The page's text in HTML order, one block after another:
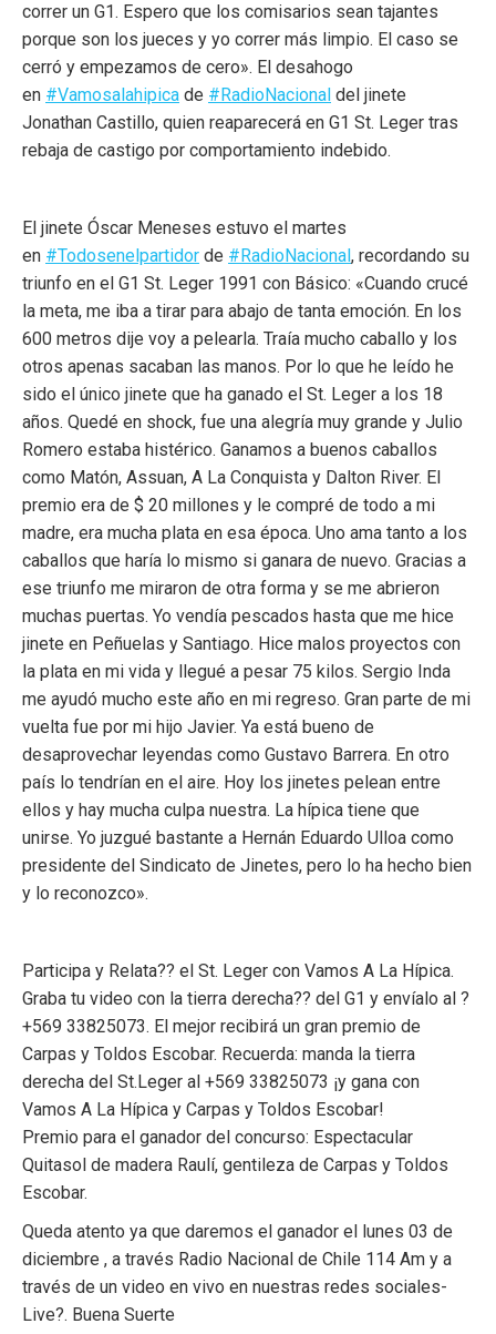
correr un G1. Espero que los comisarios sean tajantes
porque son los jueces y yo correr más limpio. El caso se
cerró y empezamos de cero». El desahogo
en #Vamosalahipica de #RadioNacional del jinete
Jonathan Castillo, quien reaparecerá en G1 St. Leger tras
rebaja de castigo por comportamiento indebido.
El jinete Óscar Meneses estuvo el martes
en #Todosenelpartidor de #RadioNacional, recordando su
triunfo en el G1 St. Leger 1991 con Básico: «Cuando crucé
la meta, me iba a tirar para abajo de tanta emoción. En los
600 metros dije voy a pelearla. Traía mucho caballo y los
otros apenas sacaban las manos. Por lo que he leído he
sido el único jinete que ha ganado el St. Leger a los 18
años. Quedé en shock, fue una alegría muy grande y Julio
Romero estaba histérico. Ganamos a buenos caballos
como Matón, Assuan, A La Conquista y Dalton River. El
premio era de $ 20 millones y le compré de todo a mi
madre, era mucha plata en esa época. Uno ama tanto a los
caballos que haría lo mismo si ganara de nuevo. Gracias a
ese triunfo me miraron de otra forma y se me abrieron
muchas puertas. Yo vendía pescados hasta que me hice
jinete en Peñuelas y Santiago. Hice malos proyectos con
la plata en mi vida y llegué a pesar 75 kilos. Sergio Inda
me ayudó mucho este año en mi regreso. Gran parte de mi
vuelta fue por mi hijo Javier. Ya está bueno de
desaprovechar leyendas como Gustavo Barrera. En otro
país lo tendrían en el aire. Hoy los jinetes pelean entre
ellos y hay mucha culpa nuestra. La hípica tiene que
unirse. Yo juzgué bastante a Hernán Eduardo Ulloa como
presidente del Sindicato de Jinetes, pero lo ha hecho bien
y lo reconozco».
Participa y Relata?? el St. Leger con Vamos A La Hípica.
Graba tu video con la tierra derecha?? del G1 y envíalo al ?
+569 33825073. El mejor recibirá un gran premio de
Carpas y Toldos Escobar. Recuerda: manda la tierra
derecha del St.Leger al +569 33825073 ¡y gana con
Vamos A La Hípica y Carpas y Toldos Escobar!
Premio para el ganador del concurso: Espectacular
Quitasol de madera Raulí, gentileza de Carpas y Toldos
Escobar.
Queda atento ya que daremos el ganador el lunes 03 de
diciembre , a través Radio Nacional de Chile 114 Am y a
través de un video en vivo en nuestras redes sociales-
Live?. Buena Suerte